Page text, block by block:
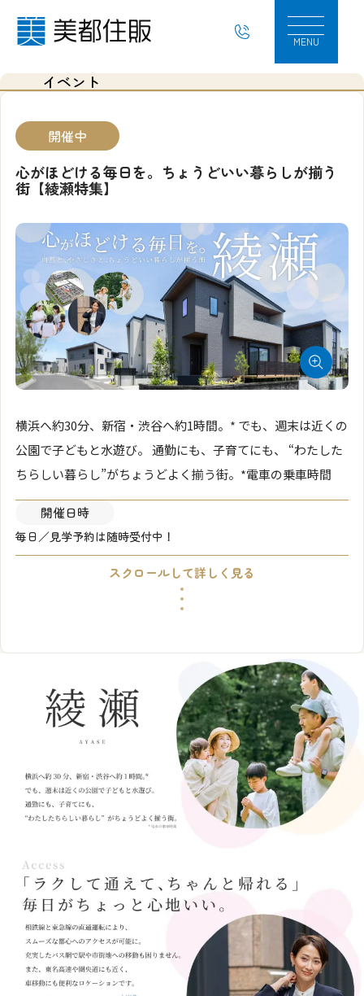
心がほどける毎日を。ちょうどいい暮らしが揃
MENU
イベント
開催中
心がほどける毎日を。ちょうどいい暮らしが揃う
街【綾瀬特集】
横浜へ約30分、新宿・渋谷へ約1時間。* でも、週末は近くの
公園で子どもと水遊び。 通勤にも、子育てにも、 “わたした
ちらしい暮らし”がちょうどよく揃う街。*電車の乗車時間
開催日時
毎日／見学予約は随時受付中！
スクロールして詳しく見る